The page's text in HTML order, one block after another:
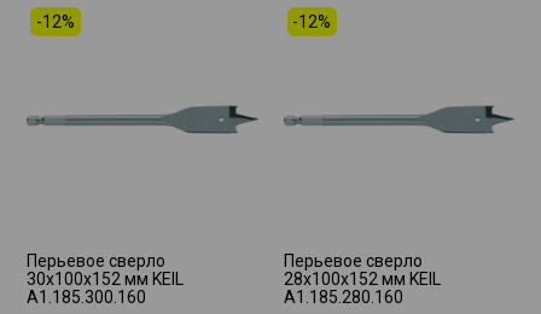
-12%
Перьевое сверло
30х100х152 мм KEIL
A1.185.300.160
-12%
Перьевое сверло
28х100х152 мм KEIL
A1.185.280.160